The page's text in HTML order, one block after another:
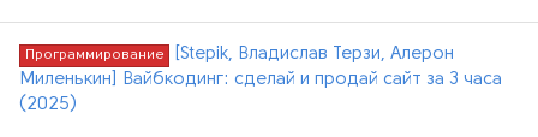
Программирование
[Stepik, Владислав Терзи, Алерон
Миленькин] Вайбкодинг: cделай и продай сайт за 3 часа
(2025)